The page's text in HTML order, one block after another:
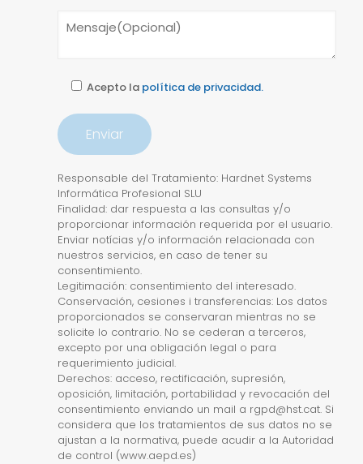
Acepto la política de privacidad.
Responsable del Tratamiento: Hardnet Systems
Informática Profesional SLU
Finalidad: dar respuesta a las consultas y/o
proporcionar información requerida por el usuario.
Enviar notícias y/o información relacionada con
nuestros servicios, en caso de tener su
consentimiento.
Legitimación: consentimiento del interesado.
Conservación, cesiones i transferencias: Los datos
proporcionados se conservaran mientras no se
solicite lo contrario. No se cederan a terceros,
excepto por una obligación legal o para
requerimiento judicial.
Derechos: acceso, rectificación, supresión,
oposición, limitación, portabilidad y revocación del
consentimiento enviando un mail a rgpd@hst.cat. Si
considera que los tratamientos de sus datos no se
ajustan a la normativa, puede acudir a la Autoridad
de control (www.aepd.es)